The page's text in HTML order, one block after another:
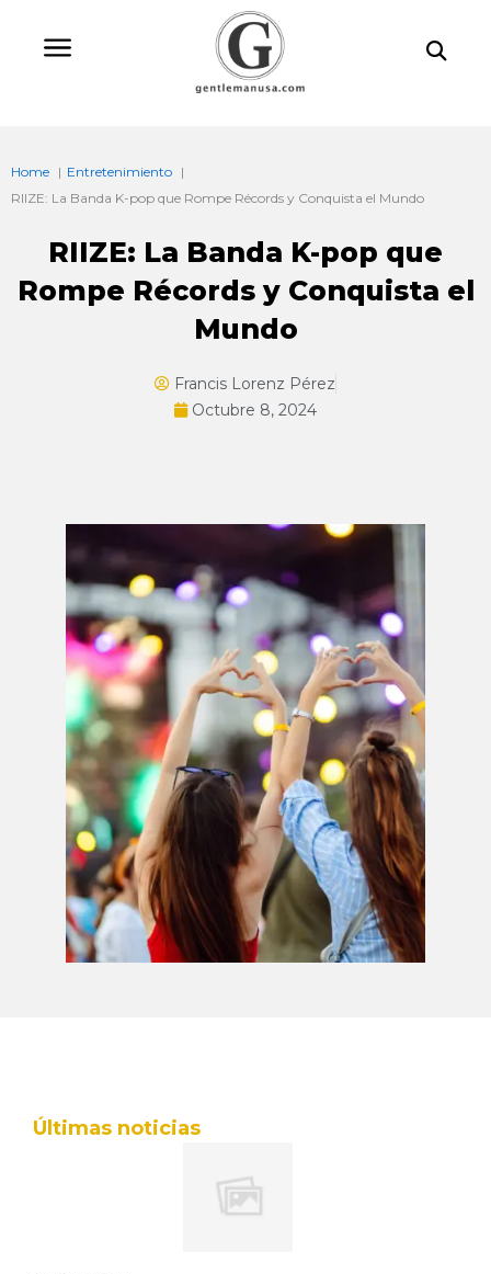
Home
Entretenimiento
RIIZE: La Banda K-pop que Rompe Récords y Conquista el Mundo
RIIZE: La Banda K-pop que
Rompe Récords y Conquista el
Mundo
Francis Lorenz Pérez
Octubre 8, 2024
Últimas noticias